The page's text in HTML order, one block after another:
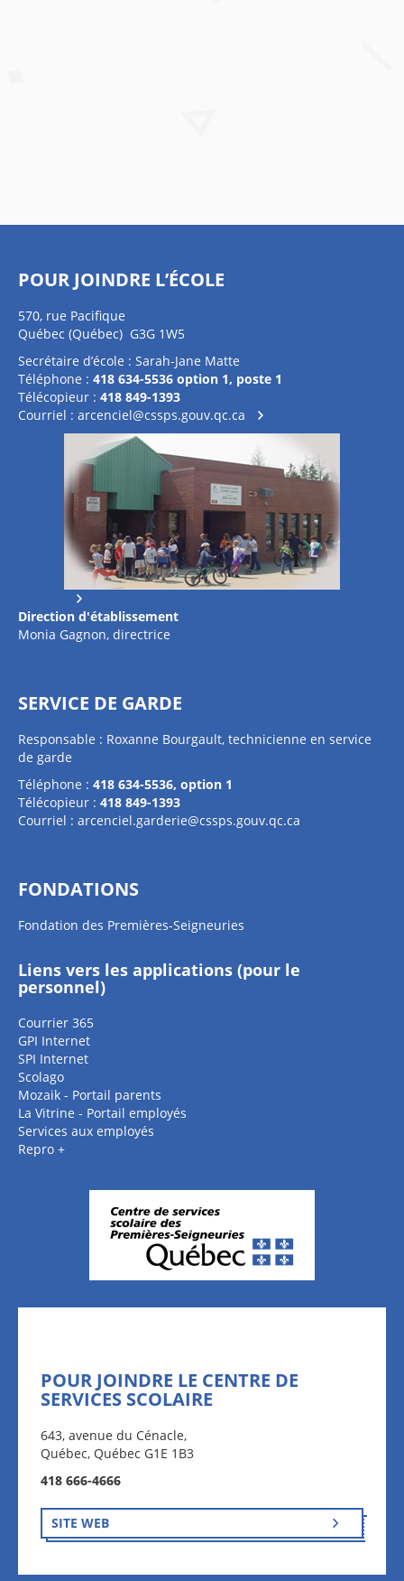
POUR JOINDRE L’ÉCOLE
570, rue Pacifique
Québec (Québec) G3G 1W5
Secrétaire d’école : Sarah-Jane Matte
Téléphone : 418 634-5536 option 1, poste 1
Télécopieur : 418 849-1393
Courriel : arcenciel@cssps.gouv.qc.ca
Direction d'établissement
Monia Gagnon, directrice
SERVICE DE GARDE
Responsable : Roxanne Bourgault, technicienne en service
de garde
Téléphone : 418 634-5536, option 1
Télécopieur : 418 849-1393
Courriel : arcenciel.garderie@cssps.gouv.qc.ca
FONDATIONS
Fondation des Premières-Seigneuries
Liens vers les applications (pour le
personnel)
Courrier 365
GPI Internet
SPI Internet
Scolago
Mozaik - Portail parents
La Vitrine - Portail employés
Services aux employés
Repro +
POUR JOINDRE LE CENTRE DE
SERVICES SCOLAIRE
643, avenue du Cénacle,
Québec, Québec G1E 1B3
418 666-4666
SITE WEB